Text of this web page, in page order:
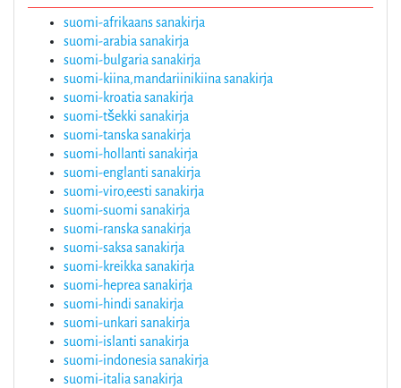
suomi-afrikaans sanakirja
suomi-arabia sanakirja
suomi-bulgaria sanakirja
suomi-kiina,mandariinikiina sanakirja
suomi-kroatia sanakirja
suomi-tšekki sanakirja
suomi-tanska sanakirja
suomi-hollanti sanakirja
suomi-englanti sanakirja
suomi-viro,eesti sanakirja
suomi-suomi sanakirja
suomi-ranska sanakirja
suomi-saksa sanakirja
suomi-kreikka sanakirja
suomi-heprea sanakirja
suomi-hindi sanakirja
suomi-unkari sanakirja
suomi-islanti sanakirja
suomi-indonesia sanakirja
suomi-italia sanakirja